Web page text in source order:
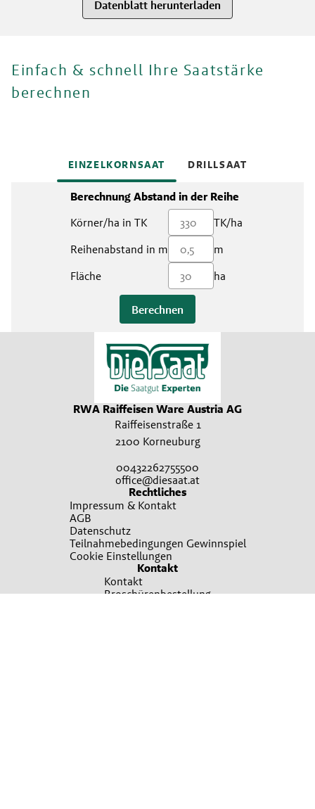
Datenblatt herunterladen
Einfach & schnell Ihre Saatstärke
berechnen
EINZELKORNSAAT DRILLSAAT
Berechnung Abstand in der Reihe
Körner/ha in TK
TK/ha
Reihenabstand in m
m
Fläche
ha
Berechnen
RWA Raiffeisen Ware Austria AG
Raiffeisenstraße 1
2100 Korneuburg
00432262755500
office@diesaat.at
Rechtliches
Impressum & Kontakt
AGB
Datenschutz
Teilnahmebedingungen Gewinnspiel
Cookie Einstellungen
Kontakt
Kontakt
Broschürenbestellung